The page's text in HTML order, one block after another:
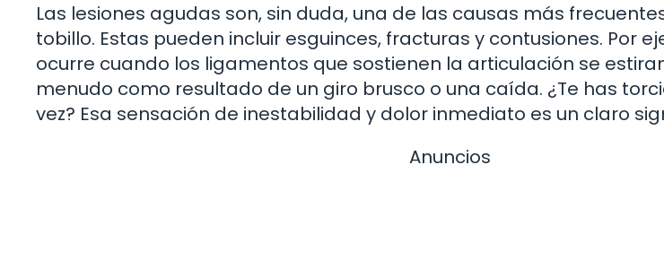
Las lesiones agudas son, sin duda, una de las causas más
tobillo. Estas pueden incluir esguinces, fracturas y contusiones. Por
ocurre cuando los ligamentos que sostienen la articulación se
menudo como resultado de un giro brusco o una caída. ¿Te has
vez? Esa sensación de inestabilidad y dolor inmediato es un claro
Anuncios